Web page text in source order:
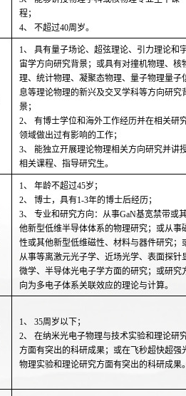
程；
4、 不超过40周岁。
1、 具有量子场论、超弦理论、引力理论和
宙学方向研究背景；或具有对撞机物理、核
理、统计物理、凝聚态物理、量子物理量子
息等理论物理的新兴及交叉学科等方向研究
景；
2、 有博士学位和海外工作经历并在相关研
领域做出过有影响的工作；
3、 能独立开展理论物理相关方向研究并讲
相关课程、指导研究生。
1、 年龄不超过45岁；
2、 博士，具有1-3年的博士后经历；
3、 专业和研究方向：从事GaN基宽禁带或
他新型低维半导体体系的物理研究；或从事
性或其他新型低维磁性、材料与器件研究；
从事等离激元光子学、近场光学、表面探针
微学、半导体光电子学方面的研究；或研究
向为多电子体系关联效应的理论与计算。
1、 35周岁以下；
2、 在纳米光电子物理与技术实验和理论研
方面有突出的科研成果；或在飞秒超快超强
物理实验和理论研究方面有突出的科研成果。